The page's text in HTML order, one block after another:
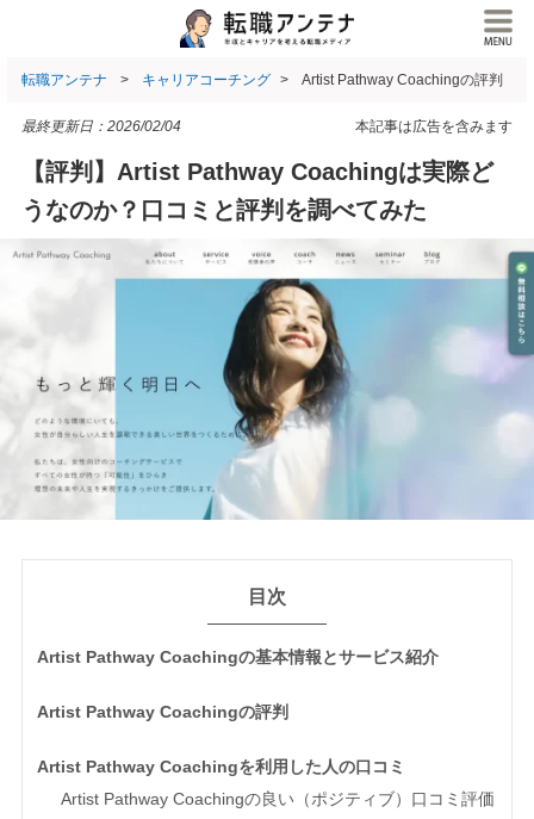
転職アンテナ キャリアコーチング Artist Pathway Coachingの評判
本記事は広告を含みます
最終更新日： 2026/02/04
【評判】Artist Pathway Coachingは実際ど
うなのか？口コミと評判を調べてみた
目次
Artist Pathway Coachingの基本情報とサービス紹介
Artist Pathway Coachingの評判
Artist Pathway Coachingを利用した人の口コミ
Artist Pathway Coachingの良い（ポジティブ）口コミ評価